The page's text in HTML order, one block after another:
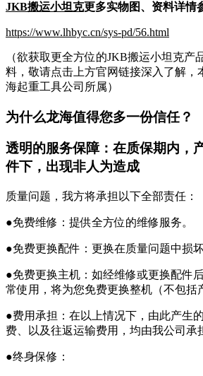
JKB搬运小坦克更多实物图、资料详情
https://www.lhbyc.cn/sys-pd/56.html
（欲获取更全方位的JKB搬运小坦克产
料，敬请点击上方官网链接深入了解，
海起重工具公司所属）
为什么龙海值得您多一份信任？
透明的服务保障：在质保期内，
件下，出现非人为造成
质量问题，我方将承担以下全部责任：
●免费维修：提供全方位的维修服务。
●免费更换配件：更换在质量问题中损坏
●免费更换主机：如经维修或更换配件
常使用，将为您免费更换整机（不包括
●费用承担：在以上情况下，由此产生
费、以及往返运输费用，均由我公司承
●终身保修：